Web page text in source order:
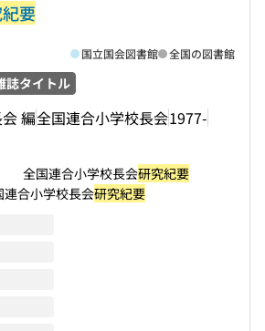
要
誌タイトル
編全国連合小学校長会1977-
国立国会図書館 全国の図書館
全国連合小学校長会研究紀要
連合小学校長会研究紀要